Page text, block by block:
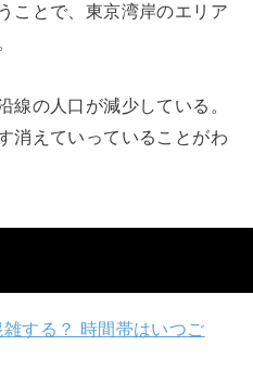
ことで、東京湾岸のエリア
線の人口が減少している。
消えていっていることがわ
する？ 時間帯はいつご